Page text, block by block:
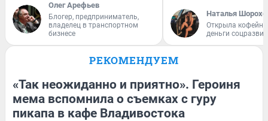
Олег Арефьев
Блогер, предприниматель,
владелец в транспортном
бизнесе
Наталья
Открыла
деньги
РЕКОМЕНДУЕМ
«Так неожиданно и приятно». Героиня
мема вспомнила о съемках с гуру
пикапа в кафе Владивостока